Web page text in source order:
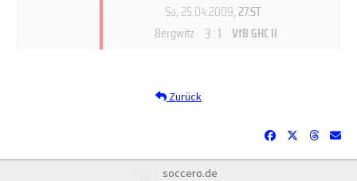
Sa, 25.04.2009, 27.ST
Bergwitz 3 : 1 VfB GHC II
Zurück
soccero.de